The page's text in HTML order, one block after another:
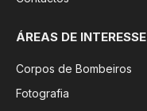
ÁREAS DE INTERESSE
Corpos de Bombeiros
Fotografia